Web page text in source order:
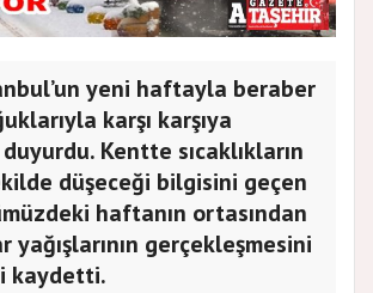
yeni haftayla beraber
karşı karşıya
duyurdu. Kentte sıcaklıkların
düşeceği bilgisini geçen
haftanın ortasından
yağışlarının gerçekleşmesini
kaydetti.